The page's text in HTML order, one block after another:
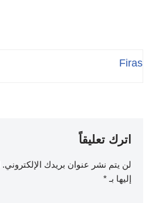
Firas
اترك تعليقاً
لن يتم نشر عنوان بريدك الإلكتروني.
إليها بـ *